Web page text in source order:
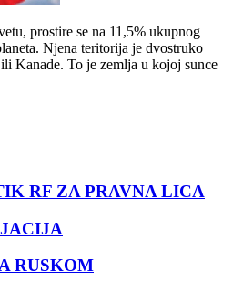
prostire se na 11,5% ukupnog
Njena teritorija je dvostruko
Kanade. To je zemlja u kojoj sunce
RF ZA PRAVNA LICA
RUSKOM